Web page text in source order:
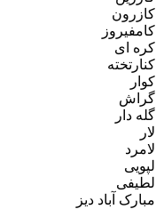
کازرون
کامفیروز
کره ای
کنارتخته
کوار
گراش
گله دار
لار
لامرد
لپویی
لطیفی
مبارک آباد دیز